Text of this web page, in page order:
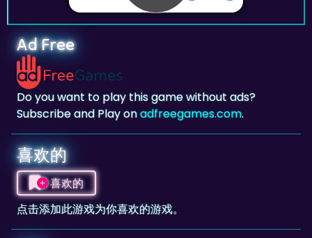
Ad Free
Do you want to play this game without ads?
Subscribe and Play onadfreegames.com.
喜欢的
喜欢的
点击添加此游戏为你喜欢的游戏。